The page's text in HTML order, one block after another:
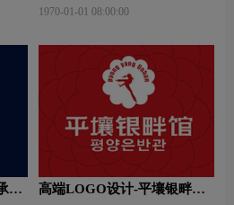
1970-01-01 08:00:00
机
高端LOGO设计-平壤银畔馆